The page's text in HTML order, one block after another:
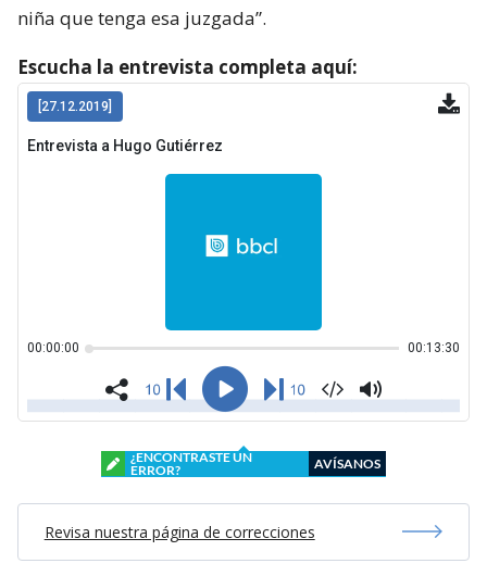
niña que tenga esa juzgada”.
Escucha la entrevista completa aquí:
¿ENCONTRASTE UN
ERROR?
AVÍSANOS
Revisa nuestra página de correcciones